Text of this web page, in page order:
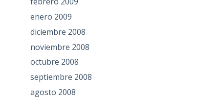
enero 2009
diciembre 2008
noviembre 2008
octubre 2008
septiembre 2008
agosto 2008